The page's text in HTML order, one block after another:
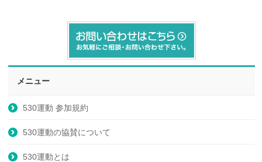
メニュー
530運動 参加規約
530運動の協賛について
530運動とは